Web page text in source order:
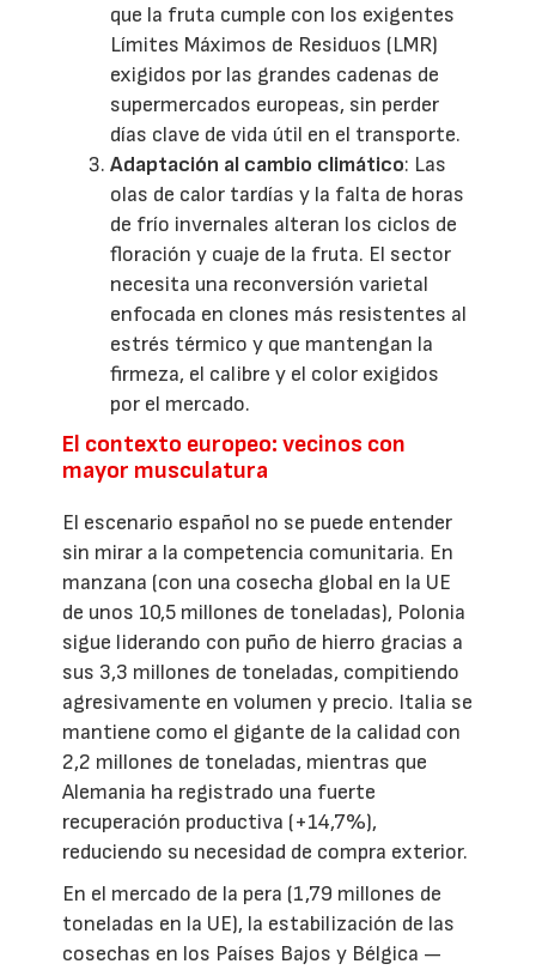
que la fruta cumple con los exigentes
Límites Máximos de Residuos (LMR)
exigidos por las grandes cadenas de
supermercados europeas, sin perder
días clave de vida útil en el transporte.
Adaptación al cambio climático: Las
olas de calor tardías y la falta de horas
de frío invernales alteran los ciclos de
floración y cuaje de la fruta. El sector
necesita una reconversión varietal
enfocada en clones más resistentes al
estrés térmico y que mantengan la
firmeza, el calibre y el color exigidos
por el mercado.
El contexto europeo: vecinos con
mayor musculatura
El escenario español no se puede entender
sin mirar a la competencia comunitaria. En
manzana (con una cosecha global en la UE
de unos 10,5 millones de toneladas), Polonia
sigue liderando con puño de hierro gracias a
sus 3,3 millones de toneladas, compitiendo
agresivamente en volumen y precio. Italia se
mantiene como el gigante de la calidad con
2,2 millones de toneladas, mientras que
Alemania ha registrado una fuerte
recuperación productiva (+14,7%),
reduciendo su necesidad de compra exterior.
En el mercado de la pera (1,79 millones de
toneladas en la UE), la estabilización de las
cosechas en los Países Bajos y Bélgica —